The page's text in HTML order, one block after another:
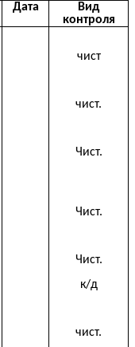
Дата
Вид
контроля
чист
чист.
Чист.
Чист.
Чист.
к/д
чист.